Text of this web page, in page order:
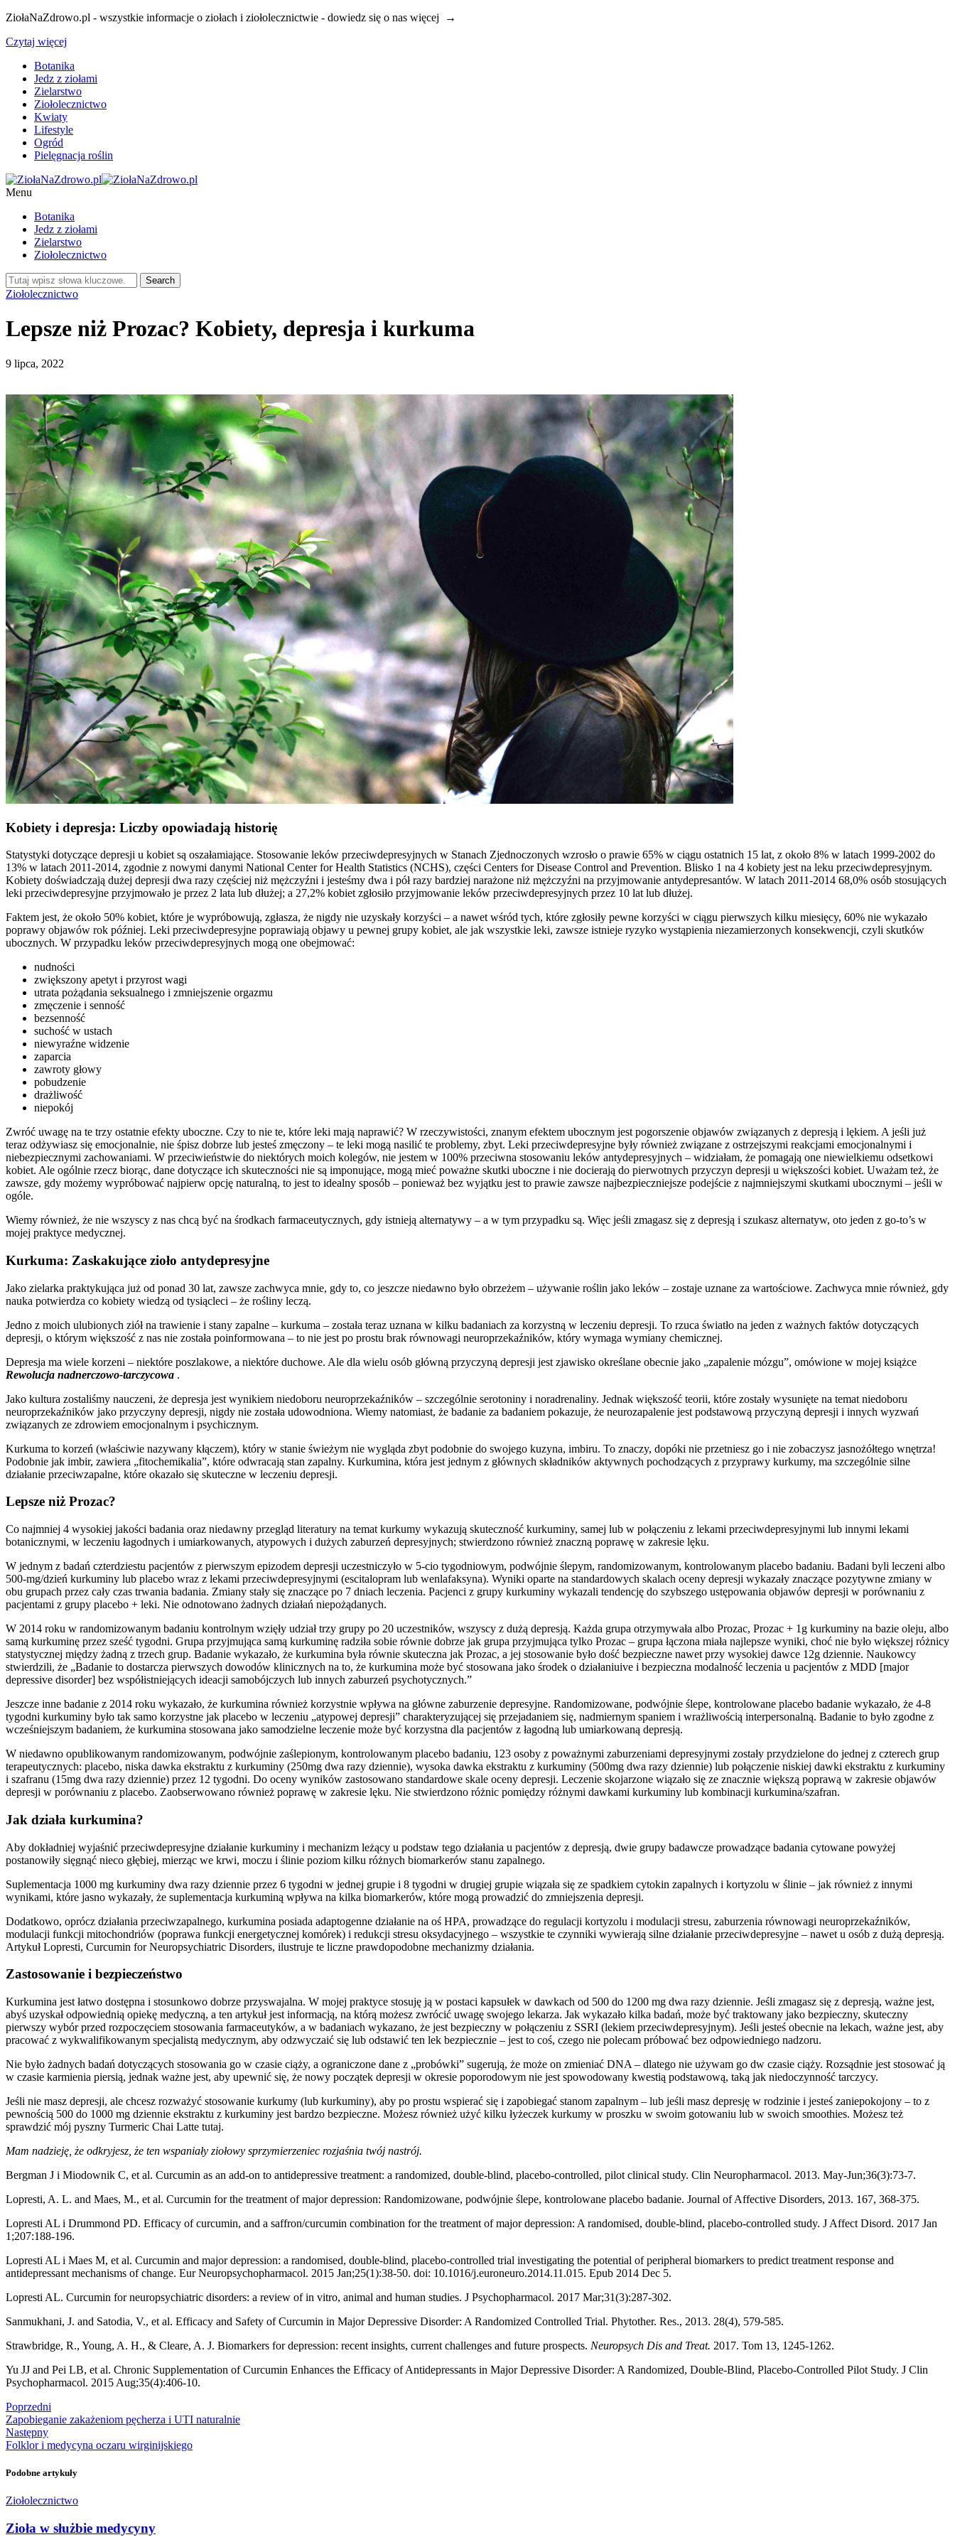
ZiołaNaZdrowo.pl - wszystkie informacje o ziołach i ziołolecznictwie - dowiedz się o nas więcej →
Czytaj więcej
Botanika
Jedz z ziołami
Zielarstwo
Ziołolecznictwo
Kwiaty
Lifestyle
Ogród
Pielęgnacja roślin
Menu
Botanika
Jedz z ziołami
Zielarstwo
Ziołolecznictwo
Ziołolecznictwo
Lepsze niż Prozac? Kobiety, depresja i kurkuma
9 lipca, 2022
Kobiety i depresja: Liczby opowiadają historię
Statystyki dotyczące depresji u kobiet są oszałamiające. Stosowanie leków przeciwdepresyjnych w Stanach Zjednoczonych wzrosło o prawie 65% w ciągu ostatnich 15 lat, z około 8% w latach 1999-2002 do
13% w latach 2011-2014, zgodnie z nowymi danymi National Center for Health Statistics (NCHS), części Centers for Disease Control and Prevention. Blisko 1 na 4 kobiety jest na leku przeciwdepresyjnym.
Kobiety doświadczają dużej depresji dwa razy częściej niż mężczyźni i jesteśmy dwa i pół razy bardziej narażone niż mężczyźni na przyjmowanie antydepresantów. W latach 2011-2014 68,0% osób stosujących
leki przeciwdepresyjne przyjmowało je przez 2 lata lub dłużej; a 27,2% kobiet zgłosiło przyjmowanie leków przeciwdepresyjnych przez 10 lat lub dłużej.
Faktem jest, że około 50% kobiet, które je wypróbowują, zgłasza, że nigdy nie uzyskały korzyści – a nawet wśród tych, które zgłosiły pewne korzyści w ciągu pierwszych kilku miesięcy, 60% nie wykazało
poprawy objawów rok później. Leki przeciwdepresyjne poprawiają objawy u pewnej grupy kobiet, ale jak wszystkie leki, zawsze istnieje ryzyko wystąpienia niezamierzonych konsekwencji, czyli skutków
ubocznych. W przypadku leków przeciwdepresyjnych mogą one obejmować:
nudności
zwiększony apetyt i przyrost wagi
utrata pożądania seksualnego i zmniejszenie orgazmu
zmęczenie i senność
bezsenność
suchość w ustach
niewyraźne widzenie
zaparcia
zawroty głowy
pobudzenie
drażliwość
niepokój
Zwróć uwagę na te trzy ostatnie efekty uboczne. Czy to nie te, które leki mają naprawić? W rzeczywistości, znanym efektem ubocznym jest pogorszenie objawów związanych z depresją i lękiem. A jeśli już
teraz odżywiasz się emocjonalnie, nie śpisz dobrze lub jesteś zmęczony – te leki mogą nasilić te problemy, zbyt. Leki przeciwdepresyjne były również związane z ostrzejszymi reakcjami emocjonalnymi i
niebezpiecznymi zachowaniami. W przeciwieństwie do niektórych moich kolegów, nie jestem w 100% przeciwna stosowaniu leków antydepresyjnych – widziałam, że pomagają one niewielkiemu odsetkowi
kobiet. Ale ogólnie rzecz biorąc, dane dotyczące ich skuteczności nie są imponujące, mogą mieć poważne skutki uboczne i nie docierają do pierwotnych przyczyn depresji u większości kobiet. Uważam też, że
zawsze, gdy możemy wypróbować najpierw opcję naturalną, to jest to idealny sposób – ponieważ bez wyjątku jest to prawie zawsze najbezpieczniejsze podejście z najmniejszymi skutkami ubocznymi – jeśli w
ogóle.
Wiemy również, że nie wszyscy z nas chcą być na środkach farmaceutycznych, gdy istnieją alternatywy – a w tym przypadku są. Więc jeśli zmagasz się z depresją i szukasz alternatyw, oto jeden z go-to’s w
mojej praktyce medycznej.
Kurkuma: Zaskakujące zioło antydepresyjne
Jako zielarka praktykująca już od ponad 30 lat, zawsze zachwyca mnie, gdy to, co jeszcze niedawno było obrzeżem – używanie roślin jako leków – zostaje uznane za wartościowe. Zachwyca mnie również, gdy
nauka potwierdza co kobiety wiedzą od tysiącleci – że rośliny leczą.
Jedno z moich ulubionych ziół na trawienie i stany zapalne – kurkuma – została teraz uznana w kilku badaniach za korzystną w leczeniu depresji. To rzuca światło na jeden z ważnych faktów dotyczących
depresji, o którym większość z nas nie została poinformowana – to nie jest po prostu brak równowagi neuroprzekaźników, który wymaga wymiany chemicznej.
Depresja ma wiele korzeni – niektóre poszlakowe, a niektóre duchowe. Ale dla wielu osób główną przyczyną depresji jest zjawisko określane obecnie jako „zapalenie mózgu”, omówione w mojej książce
Rewolucja nadnerczowo-tarczycowa .
Jako kultura zostaliśmy nauczeni, że depresja jest wynikiem niedoboru neuroprzekaźników – szczególnie serotoniny i noradrenaliny. Jednak większość teorii, które zostały wysunięte na temat niedoboru
neuroprzekaźników jako przyczyny depresji, nigdy nie została udowodniona. Wiemy natomiast, że badanie za badaniem pokazuje, że neurozapalenie jest podstawową przyczyną depresji i innych wyzwań
związanych ze zdrowiem emocjonalnym i psychicznym.
Kurkuma to korzeń (właściwie nazywany kłączem), który w stanie świeżym nie wygląda zbyt podobnie do swojego kuzyna, imbiru. To znaczy, dopóki nie przetniesz go i nie zobaczysz jasnożółtego wnętrza!
Podobnie jak imbir, zawiera „fitochemikalia”, które odwracają stan zapalny. Kurkumina, która jest jednym z głównych składników aktywnych pochodzących z przyprawy kurkumy, ma szczególnie silne
działanie przeciwzapalne, które okazało się skuteczne w leczeniu depresji.
Lepsze niż Prozac?
Co najmniej 4 wysokiej jakości badania oraz niedawny przegląd literatury na temat kurkumy wykazują skuteczność kurkuminy, samej lub w połączeniu z lekami przeciwdepresyjnymi lub innymi lekami
botanicznymi, w leczeniu łagodnych i umiarkowanych, atypowych i dużych zaburzeń depresyjnych; stwierdzono również znaczną poprawę w zakresie lęku.
W jednym z badań czterdziestu pacjentów z pierwszym epizodem depresji uczestniczyło w 5-cio tygodniowym, podwójnie ślepym, randomizowanym, kontrolowanym placebo badaniu. Badani byli leczeni albo
500-mg/dzień kurkuminy lub placebo wraz z lekami przeciwdepresyjnymi (escitalopram lub wenlafaksyna). Wyniki oparte na standardowych skalach oceny depresji wykazały znaczące pozytywne zmiany w
obu grupach przez cały czas trwania badania. Zmiany stały się znaczące po 7 dniach leczenia. Pacjenci z grupy kurkuminy wykazali tendencję do szybszego ustępowania objawów depresji w porównaniu z
pacjentami z grupy placebo + leki. Nie odnotowano żadnych działań niepożądanych.
W 2014 roku w randomizowanym badaniu kontrolnym wzięły udział trzy grupy po 20 uczestników, wszyscy z dużą depresją. Każda grupa otrzymywała albo Prozac, Prozac + 1g kurkuminy na bazie oleju, albo
samą kurkuminę przez sześć tygodni. Grupa przyjmująca samą kurkuminę radziła sobie równie dobrze jak grupa przyjmująca tylko Prozac – grupa łączona miała najlepsze wyniki, choć nie było większej różnicy
statystycznej między żadną z trzech grup. Badanie wykazało, że kurkumina była równie skuteczna jak Prozac, a jej stosowanie było dość bezpieczne nawet przy wysokiej dawce 12g dziennie. Naukowcy
stwierdzili, że „Badanie to dostarcza pierwszych dowodów klinicznych na to, że kurkumina może być stosowana jako środek o działaniuive i bezpieczna modalność leczenia u pacjentów z MDD [major
depressive disorder] bez współistniejących ideacji samobójczych lub innych zaburzeń psychotycznych.”
Jeszcze inne badanie z 2014 roku wykazało, że kurkumina również korzystnie wpływa na główne zaburzenie depresyjne. Randomizowane, podwójnie ślepe, kontrolowane placebo badanie wykazało, że 4-8
tygodni kurkuminy było tak samo korzystne jak placebo w leczeniu „atypowej depresji” charakteryzującej się przejadaniem się, nadmiernym spaniem i wrażliwością interpersonalną. Badanie to było zgodne z
wcześniejszym badaniem, że kurkumina stosowana jako samodzielne leczenie może być korzystna dla pacjentów z łagodną lub umiarkowaną depresją.
W niedawno opublikowanym randomizowanym, podwójnie zaślepionym, kontrolowanym placebo badaniu, 123 osoby z poważnymi zaburzeniami depresyjnymi zostały przydzielone do jednej z czterech grup
terapeutycznych: placebo, niska dawka ekstraktu z kurkuminy (250mg dwa razy dziennie), wysoka dawka ekstraktu z kurkuminy (500mg dwa razy dziennie) lub połączenie niskiej dawki ekstraktu z kurkuminy
i szafranu (15mg dwa razy dziennie) przez 12 tygodni. Do oceny wyników zastosowano standardowe skale oceny depresji. Leczenie skojarzone wiązało się ze znacznie większą poprawą w zakresie objawów
depresji w porównaniu z placebo. Zaobserwowano również poprawę w zakresie lęku. Nie stwierdzono różnic pomiędzy różnymi dawkami kurkuminy lub kombinacji kurkumina/szafran.
Jak działa kurkumina?
Aby dokładniej wyjaśnić przeciwdepresyjne działanie kurkuminy i mechanizm leżący u podstaw tego działania u pacjentów z depresją, dwie grupy badawcze prowadzące badania cytowane powyżej
postanowiły sięgnąć nieco głębiej, mierząc we krwi, moczu i ślinie poziom kilku różnych biomarkerów stanu zapalnego.
Suplementacja 1000 mg kurkuminy dwa razy dziennie przez 6 tygodni w jednej grupie i 8 tygodni w drugiej grupie wiązała się ze spadkiem cytokin zapalnych i kortyzolu w ślinie – jak również z innymi
wynikami, które jasno wykazały, że suplementacja kurkuminą wpływa na kilka biomarkerów, które mogą prowadzić do zmniejszenia depresji.
Dodatkowo, oprócz działania przeciwzapalnego, kurkumina posiada adaptogenne działanie na oś HPA, prowadzące do regulacji kortyzolu i modulacji stresu, zaburzenia równowagi neuroprzekaźników,
modulacji funkcji mitochondriów (poprawa funkcji energetycznej komórek) i redukcji stresu oksydacyjnego – wszystkie te czynniki wywierają silne działanie przeciwdepresyjne – nawet u osób z dużą depresją.
Artykuł Lopresti, Curcumin for Neuropsychiatric Disorders, ilustruje te liczne prawdopodobne mechanizmy działania.
Zastosowanie i bezpieczeństwo
Kurkumina jest łatwo dostępna i stosunkowo dobrze przyswajalna. W mojej praktyce stosuję ją w postaci kapsułek w dawkach od 500 do 1200 mg dwa razy dziennie. Jeśli zmagasz się z depresją, ważne jest,
abyś uzyskał odpowiednią opiekę medyczną, a ten artykuł jest informacją, na którą możesz zwrócić uwagę swojego lekarza. Jak wykazało kilka badań, może być traktowany jako bezpieczny, skuteczny
pierwszy wybór przed rozpoczęciem stosowania farmaceutyków, a w badaniach wykazano, że jest bezpieczny w połączeniu z SSRI (lekiem przeciwdepresyjnym). Jeśli jesteś obecnie na lekach, ważne jest, aby
pracować z wykwalifikowanym specjalistą medycznym, aby odzwyczaić się lub odstawić ten lek bezpiecznie – jest to coś, czego nie polecam próbować bez odpowiedniego nadzoru.
Nie było żadnych badań dotyczących stosowania go w czasie ciąży, a ograniczone dane z „probówki” sugerują, że może on zmieniać DNA – dlatego nie używam go dw czasie ciąży. Rozsądnie jest stosować ją
w czasie karmienia piersią, jednak ważne jest, aby upewnić się, że nowy początek depresji w okresie poporodowym nie jest spowodowany kwestią podstawową, taką jak niedoczynność tarczycy.
Jeśli nie masz depresji, ale chcesz rozważyć stosowanie kurkumy (lub kurkuminy), aby po prostu wspierać się i zapobiegać stanom zapalnym – lub jeśli masz depresję w rodzinie i jesteś zaniepokojony – to z
pewnością 500 do 1000 mg dziennie ekstraktu z kurkuminy jest bardzo bezpieczne. Możesz również użyć kilku łyżeczek kurkumy w proszku w swoim gotowaniu lub w swoich smoothies. Możesz też
sprawdzić mój pyszny Turmeric Chai Latte tutaj.
Mam nadzieję, że odkryjesz, że ten wspaniały ziołowy sprzymierzeniec rozjaśnia twój nastrój.
Bergman J i Miodownik C, et al. Curcumin as an add-on to antidepressive treatment: a randomized, double-blind, placebo-controlled, pilot clinical study. Clin Neuropharmacol. 2013. May-Jun;36(3):73-7.
Lopresti, A. L. and Maes, M., et al. Curcumin for the treatment of major depression: Randomizowane, podwójnie ślepe, kontrolowane placebo badanie. Journal of Affective Disorders, 2013. 167, 368-375.
Lopresti AL i Drummond PD. Efficacy of curcumin, and a saffron/curcumin combination for the treatment of major depression: A randomised, double-blind, placebo-controlled study. J Affect Disord. 2017 Jan
1;207:188-196.
Lopresti AL i Maes M, et al. Curcumin and major depression: a randomised, double-blind, placebo-controlled trial investigating the potential of peripheral biomarkers to predict treatment response and
antidepressant mechanisms of change. Eur Neuropsychopharmacol. 2015 Jan;25(1):38-50. doi: 10.1016/j.euroneuro.2014.11.015. Epub 2014 Dec 5.
Lopresti AL. Curcumin for neuropsychiatric disorders: a review of in vitro, animal and human studies. J Psychopharmacol. 2017 Mar;31(3):287-302.
Sanmukhani, J. and Satodia, V., et al. Efficacy and Safety of Curcumin in Major Depressive Disorder: A Randomized Controlled Trial. Phytother. Res., 2013. 28(4), 579-585.
Strawbridge, R., Young, A. H., & Cleare, A. J. Biomarkers for depression: recent insights, current challenges and future prospects. Neuropsych Dis and Treat. 2017. Tom 13, 1245-1262.
Yu JJ and Pei LB, et al. Chronic Supplementation of Curcumin Enhances the Efficacy of Antidepressants in Major Depressive Disorder: A Randomized, Double-Blind, Placebo-Controlled Pilot Study. J Clin
Psychopharmacol. 2015 Aug;35(4):406-10.
Poprzedni
Zapobieganie zakażeniom pęcherza i UTI naturalnie
Następny
Folklor i medycyna oczaru wirginijskiego
Podobne artykuły
Ziołolecznictwo
Zioła w służbie medycyny